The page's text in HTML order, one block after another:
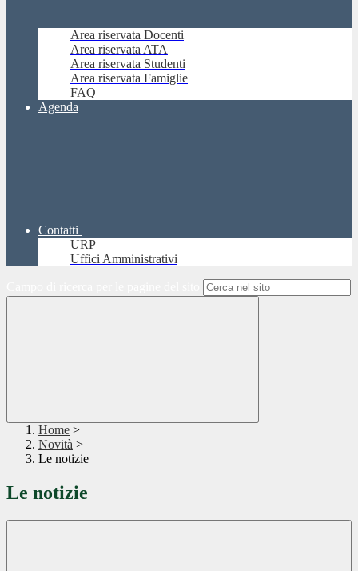
Area riservata Docenti
Area riservata ATA
Area riservata Studenti
Area riservata Famiglie
FAQ
Agenda
Contatti
URP
Uffici Amministrativi
Home >
Novità >
Le notizie
Le notizie